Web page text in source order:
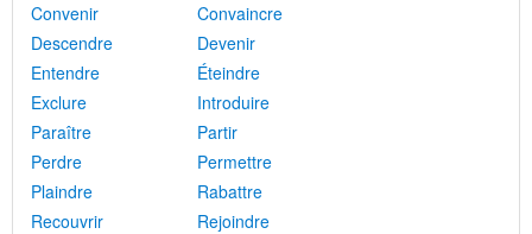
Convenir
Convaincre
Descendre
Devenir
Entendre
Éteindre
Exclure
Introduire
Paraître
Partir
Perdre
Permettre
Plaindre
Rabattre
Recouvrir
Rejoindre